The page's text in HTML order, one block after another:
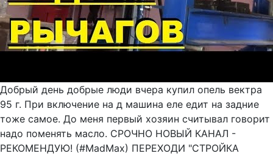
Добрый день добрые люди вчера купил опель вектра
95 г. При включение на д машина еле едит на задние
тоже самое. До меня первый хозяин считывал говорит
надо поменять масло. СРОЧНО НОВЫЙ КАНАЛ -
РЕКОМЕНДУЮ! (#MadMax) ПЕРЕХОДИ "СТРОЙКА